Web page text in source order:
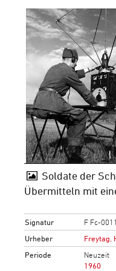
Soldate der
Übermitteln mit
Signatur
F Fc-
Urheber
Freytag,
Periode
Neuzeit
1960